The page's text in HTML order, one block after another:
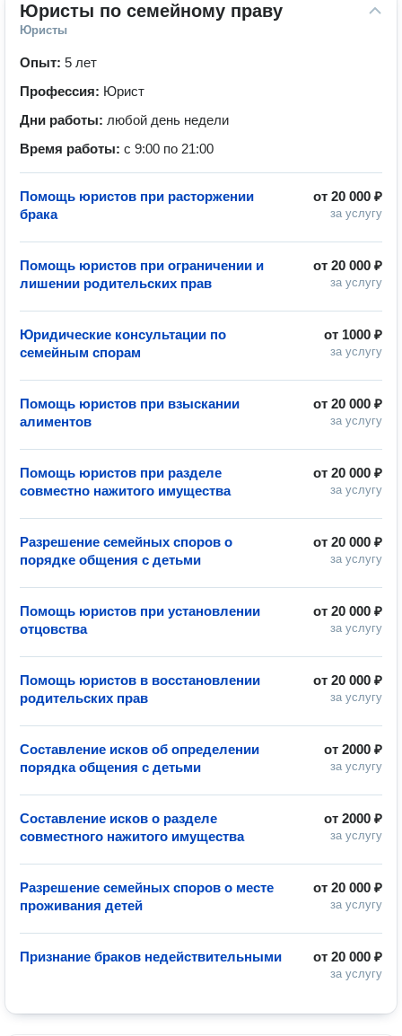
Юристы по семейному праву
Юристы
Опыт: 5 лет
Профессия: Юрист
Дни работы: любой день недели
Время работы: с 9:00 по 21:00
от 20 000 ₽
за услугу
Помощь юристов при расторжении
брака
от 20 000 ₽
за услугу
Помощь юристов при ограничении и
лишении родительских прав
от 1000 ₽
за услугу
Юридические консультации по
семейным спорам
от 20 000 ₽
за услугу
Помощь юристов при взыскании
алиментов
от 20 000 ₽
за услугу
Помощь юристов при разделе
совместно нажитого имущества
от 20 000 ₽
за услугу
Разрешение семейных споров о
порядке общения с детьми
от 20 000 ₽
за услугу
Помощь юристов при установлении
отцовства
от 20 000 ₽
за услугу
Помощь юристов в восстановлении
родительских прав
от 2000 ₽
за услугу
Составление исков об определении
порядка общения с детьми
от 2000 ₽
за услугу
Составление исков о разделе
совместного нажитого имущества
от 20 000 ₽
за услугу
Разрешение семейных споров о месте
проживания детей
от 20 000 ₽
за услугу
Признание браков недействительными